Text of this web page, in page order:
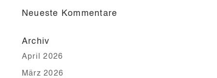
Neueste Kommentare
Archiv
April 2026
März 2026